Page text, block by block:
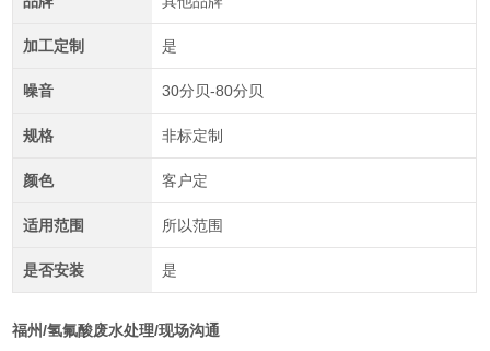
加工定制 是
噪音 30分贝-80分贝
规格 非标定制
颜色 客户定
适用范围 所以范围
是否安装 是
福州/氢氟酸废水处理/现场沟通